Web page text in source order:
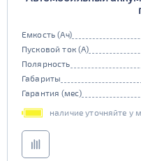
Емкость (Ач)
Пусковой ток (А)
Полярность
Габариты
Гарантия (мес)
наличие уточняйте у